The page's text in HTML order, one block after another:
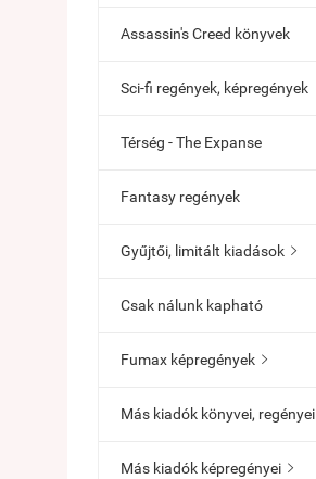
Assassin's Creed könyvek
Sci-fi regények, képregények
Térség - The Expanse
Fantasy regények
Gyűjtői, limitált kiadások 
Csak nálunk kapható
Fumax képregények 
Más kiadók könyvei, regényei
Más kiadók képregényei 